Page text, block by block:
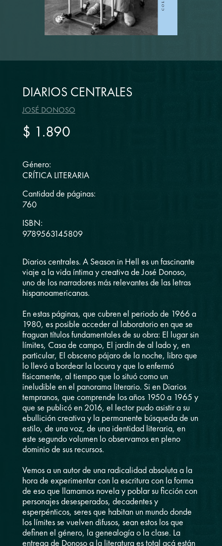
DIARIOS CENTRALES
JOSÉ DONOSO
$ 1.890
Género:
CRÍTICA LITERARIA
Cantidad de páginas:
760
ISBN:
9789563145809
Diarios centrales. A Season in Hell es un fascinante
viaje a la vida íntima y creativa de José Donoso,
uno de los narradores más relevantes de las letras
hispanoamericanas.
En estas páginas, que cubren el periodo de 1966 a
1980, es posible acceder al laboratorio en que se
fraguan títulos fundamentales de su obra: El lugar sin
límites, Casa de campo, El jardín de al lado y, en
particular, El obsceno pájaro de la noche, libro que
lo llevó a bordear la locura y que lo enfermó
físicamente, al tiempo que lo situó como un
ineludible en el panorama literario. Si en Diarios
tempranos, que comprende los años 1950 a 1965 y
que se publicó en 2016, el lector pudo asistir a su
ebullición creativa y la permanente búsqueda de un
estilo, de una voz, de una identidad literaria, en
este segundo volumen lo observamos en pleno
dominio de sus recursos.
Vemos a un autor de una radicalidad absoluta a la
hora de experimentar con la escritura con la forma
de eso que llamamos novela y poblar su ficción con
personajes desesperados, decadentes y
esperpénticos, seres que habitan un mundo donde
los límites se vuelven difusos, sean estos los que
definen el género, la genealogía o la clase. La
entrega de Donoso a la literatura es total acá están